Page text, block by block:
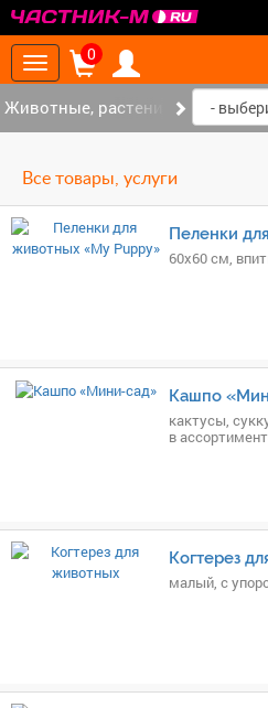
Toggle
navigation
0
Животные, растения (10)
Все товары, услуги
Пеленки
60х60 см,
Кашпо
кактусы,
в
Когтерез
малый, с